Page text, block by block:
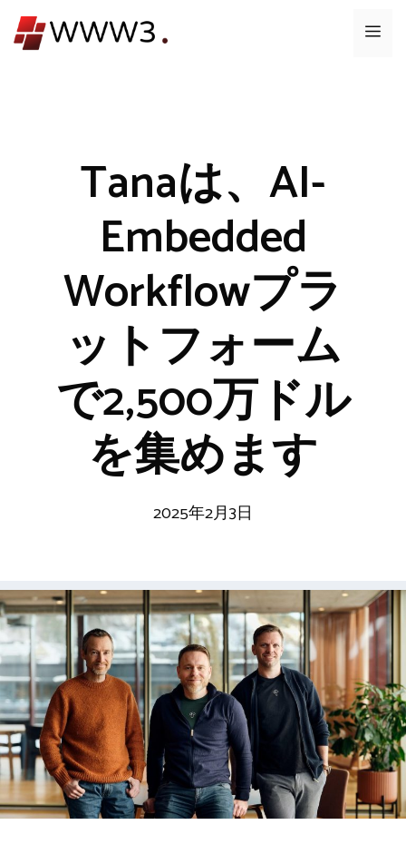
ン
メ
Tanaは、AI-
Embedded
Workflowプラ
ットフォーム
で2,500万ドル
を集めます
2025年2月3日